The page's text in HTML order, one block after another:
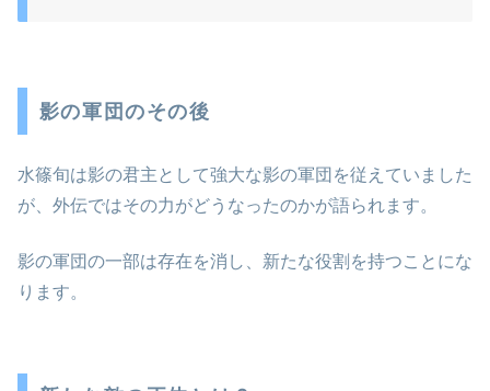
影の軍団のその後
水篠旬は影の君主として強大な影の軍団を従えていました
が、外伝ではその力がどうなったのかが語られます。
影の軍団の一部は存在を消し、新たな役割を持つことにな
ります。